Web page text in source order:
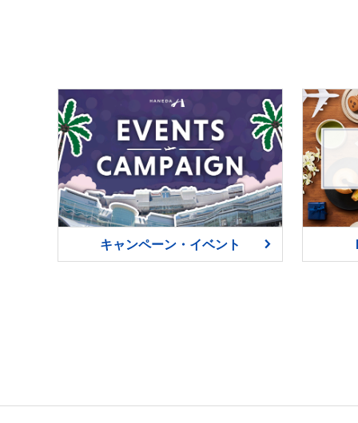
キャンペーン・イベント